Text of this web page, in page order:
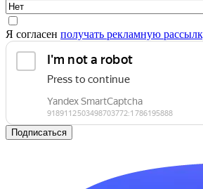
Я согласен получать рекламную